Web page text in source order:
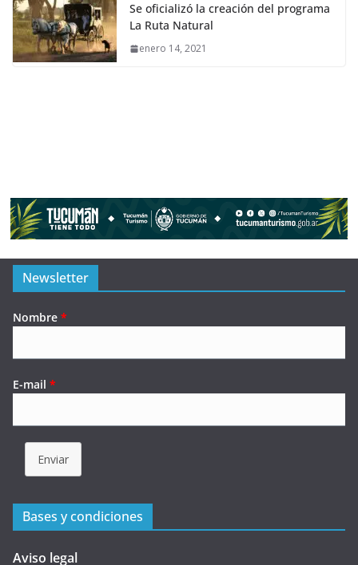
Se oficializó la creación del programa
La Ruta Natural
enero 14, 2021
Newsletter
Nombre *
E-mail *
Enviar
Bases y condiciones
Aviso legal